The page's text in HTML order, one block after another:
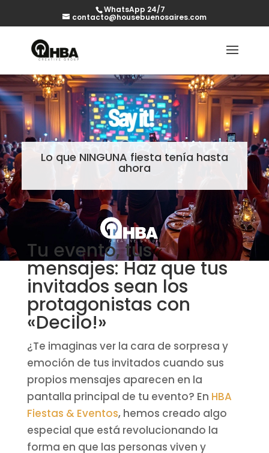
WhatsApp 24/7
contacto@housebuenosaires.com
Lo que NINGUNA fiesta tenía hasta
ahora
Tu evento, tus
mensajes: Haz que tus
invitados sean los
protagonistas con
«Decilo!»
¿Te imaginas ver la cara de sorpresa y
emoción de tus invitados cuando sus
propios mensajes aparecen en la
pantalla principal de tu evento? En HBA
Fiestas & Eventos, hemos creado algo
especial que está revolucionando la
forma en que las personas viven y